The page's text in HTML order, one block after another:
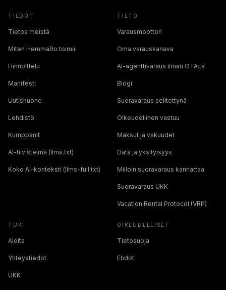
TIEDOT
Tietoa meistä
Miten HemmaBo toimii
Hinnoittelu
Manifesti
Uutishuone
Lehdistö
Kumppanit
AI-tiivistelmä (llms.txt)
Koko AI-konteksti (llms-full.txt)
TIETO
Varausmoottori
Oma varauskanava
AI-agenttivaraus ilman OTA:ta
Blogi
Suoravaraus selitettynä
Oikeudellinen vastuu
Maksut ja vakuudet
Data ja yksityisyys
Milloin suoravaraus kannattaa
Suoravaraus UKK
Vacation Rental Protocol (VRP)
TUKI
Aloita
Yhteystiedot
UKK
OIKEUDELLISET
Tietosuoja
Ehdot